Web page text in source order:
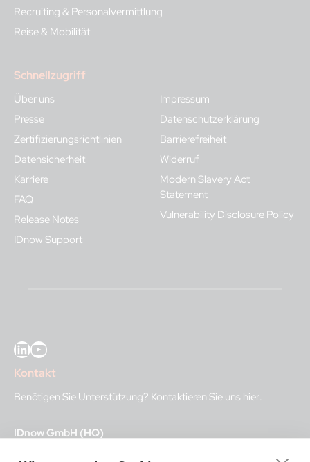
Recruiting & Personalvermittlung
Reise & Mobilität
Schnellzugriff
Über uns
Presse
Zertifizierungsrichtlinien
Datensicherheit
Karriere
FAQ
Release Notes
IDnow Support
Impressum
Datenschutzerklärung
Barrierefreiheit
Widerruf
Modern Slavery Act
Statement
Vulnerability Disclosure Policy
LinkedIn YouTube
Kontakt
Benötigen Sie Unterstützung? Kontaktieren Sie uns hier.
IDnow GmbH (HQ)